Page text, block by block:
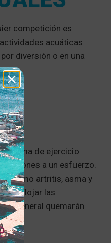
competición es
acuáticas
diversión o en una
forma de ejercicio
a un esfuerzo.
como artritis, asma y
a aflojar las
general quemarán